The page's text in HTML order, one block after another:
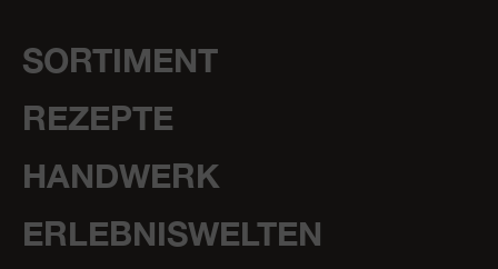
SORTIMENT
REZEPTE
HANDWERK
ERLEBNISWELTEN